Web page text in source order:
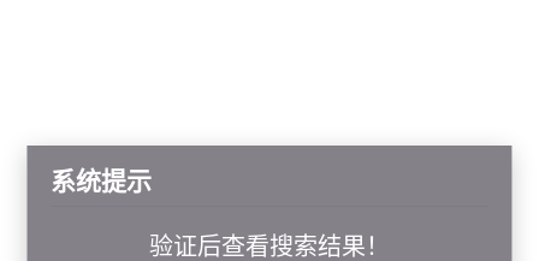
系统提示
验证后查看搜索结果！